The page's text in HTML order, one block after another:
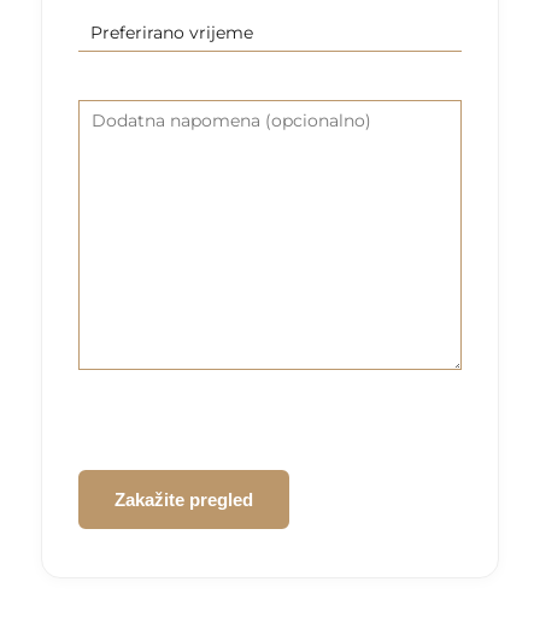
slash
Preferirano
napomena